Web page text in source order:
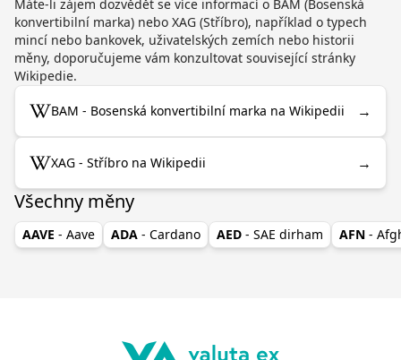
Máte-li zájem dozvědět se více informací o BAM (Bosenská
konvertibilní marka) nebo XAG (Stříbro), například o typech
mincí nebo bankovek, uživatelských zemích nebo historii
měny, doporučujeme vám konzultovat související stránky
Wikipedie.
BAM - Bosenská konvertibilní marka na Wikipedii →
XAG - Stříbro na Wikipedii →
Všechny měny
AAVE - Aave ADA - Cardano AED - SAE dirham AFN -